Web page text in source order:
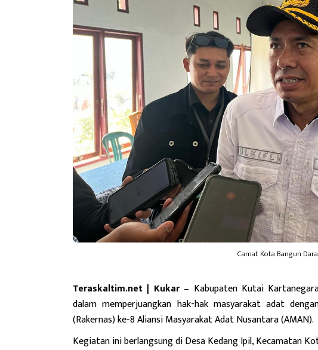
Camat Kota Bangun
Teraskaltim.net | Kukar– Kabupaten Kutai
dalam memperjuangkan hak-hak masyarakat adat
(Rakernas) ke-8 Aliansi Masyarakat Adat Nusantara (AMAN).
Kegiatan ini berlangsung di Desa Kedang Ipil, Kecamatan